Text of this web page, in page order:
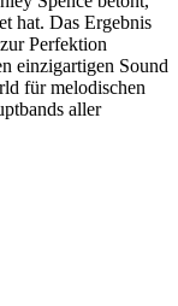
hat. Das Ergebnis
Perfektion
einzigartigen Sound
für melodischen
aller